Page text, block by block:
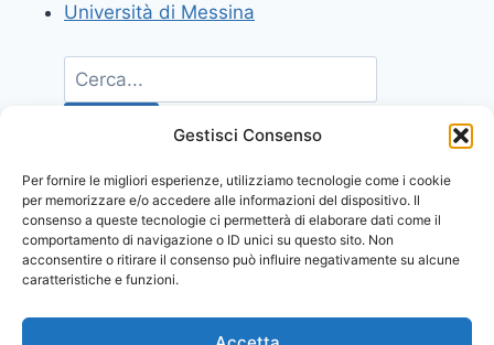
Gestisci Consenso
Per fornire le migliori esperienze, utilizziamo tecnologie come i cookie
per memorizzare e/o accedere alle informazioni del dispositivo. Il
consenso a queste tecnologie ci permetterà di elaborare dati come il
comportamento di navigazione o ID unici su questo sito. Non
acconsentire o ritirare il consenso può influire negativamente su alcune
caratteristiche e funzioni.
Università di Messina